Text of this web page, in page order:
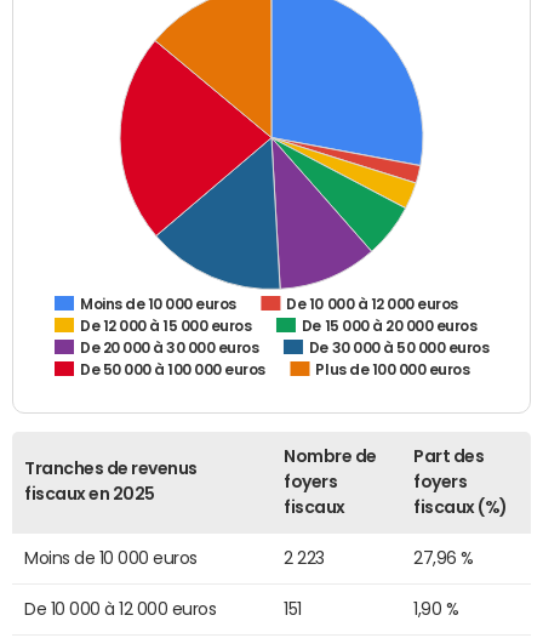
Moins de 10 000 euros
De 10 000 à 12 000 euros
De 12 000 à 15 000 euros
De 15 000 à 20 000 euros
De 20 000 à 30 000 euros
De 30 000 à 50 000 euros
De 50 000 à 100 000 euros
Plus de 100 000 euros
Tranches de revenus
fiscaux en 2025
Nombre de
foyers
fiscaux
Part des
foyers
fiscaux (%)
Moins de 10 000 euros 2 223 27,96 %
De 10 000 à 12 000 euros 151 1,90 %